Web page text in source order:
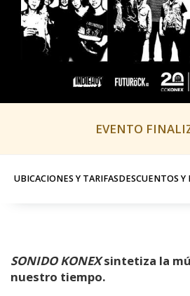
EVENTO
UBICACIONES Y TARIFASDESCUENTOS Y
SONIDO KONEX sintetiza la
nuestro tiempo.